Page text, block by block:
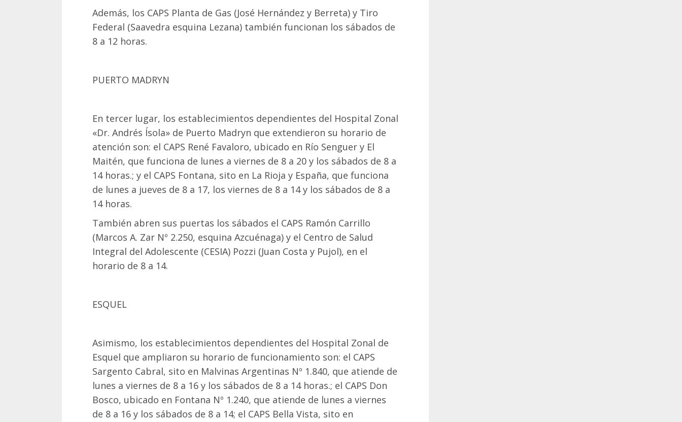
Además, los CAPS Planta de Gas (José Hernández y Berreta) y Tiro
Federal (Saavedra esquina Lezana) también funcionan los sábados de
8 a 12 horas.
PUERTO MADRYN
En tercer lugar, los establecimientos dependientes del Hospital Zonal
«Dr. Andrés Ísola» de Puerto Madryn que extendieron su horario de
atención son: el CAPS René Favaloro, ubicado en Río Senguer y El
Maitén, que funciona de lunes a viernes de 8 a 20 y los sábados de 8 a
14 horas.; y el CAPS Fontana, sito en La Rioja y España, que funciona
de lunes a jueves de 8 a 17, los viernes de 8 a 14 y los sábados de 8 a
14 horas.
También abren sus puertas los sábados el CAPS Ramón Carrillo
(Marcos A. Zar Nº 2.250, esquina Azcuénaga) y el Centro de Salud
Integral del Adolescente (CESIA) Pozzi (Juan Costa y Pujol), en el
horario de 8 a 14.
ESQUEL
Asimismo, los establecimientos dependientes del Hospital Zonal de
Esquel que ampliaron su horario de funcionamiento son: el CAPS
Sargento Cabral, sito en Malvinas Argentinas Nº 1.840, que atiende de
lunes a viernes de 8 a 16 y los sábados de 8 a 14 horas.; el CAPS Don
Bosco, ubicado en Fontana Nº 1.240, que atiende de lunes a viernes
de 8 a 16 y los sábados de 8 a 14; el CAPS Bella Vista, sito en